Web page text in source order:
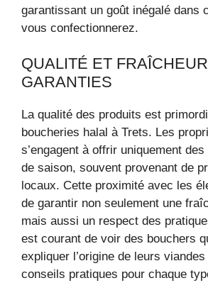
garantissant un goût inégalé dans
vous confectionnerez.
QUALITÉ ET FRAÎCHEUR
GARANTIES
La qualité des produits est
boucheries halal à Trets. Les
s’engagent à offrir uniquement
de saison, souvent provenant de
locaux. Cette proximité avec les
de garantir non seulement une
mais aussi un respect des
est courant de voir des bouchers
expliquer l’origine de leurs
conseils pratiques pour chaque